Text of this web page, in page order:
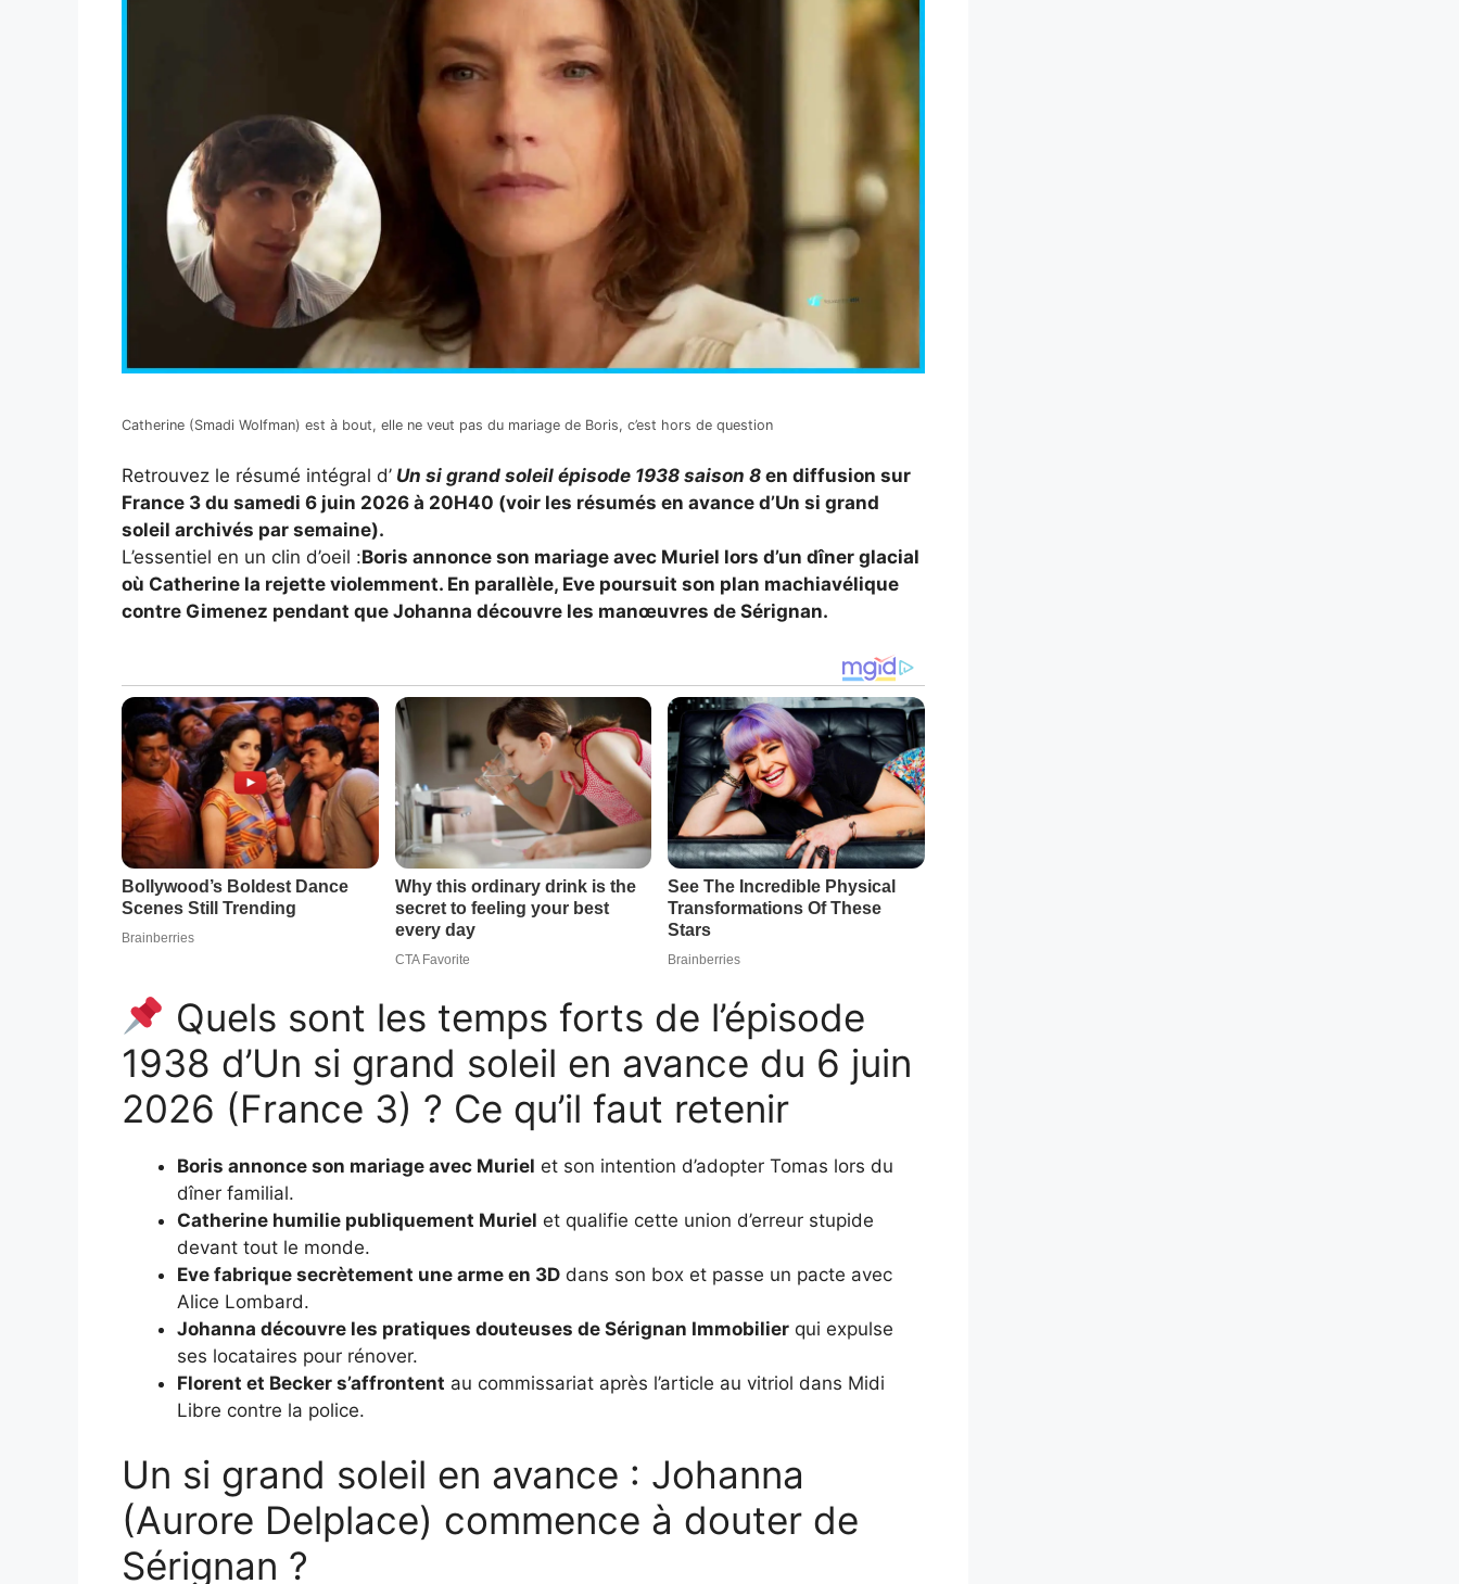
Catherine (Smadi Wolfman) est à bout, elle ne veut pas du mariage de Boris, c’est hors de question
Retrouvez le résumé intégral d’ Un si grand soleil épisode 1938 saison 8 en diffusion sur
France 3 du samedi 6 juin 2026 à 20H40 (voir les résumés en avance d’Un si grand
soleil archivés par semaine).
L’essentiel en un clin d’oeil :Boris annonce son mariage avec Muriel lors d’un dîner glacial
où Catherine la rejette violemment. En parallèle, Eve poursuit son plan machiavélique
contre Gimenez pendant que Johanna découvre les manœuvres de Sérignan.
Quels sont les temps forts de l’épisode
1938 d’Un si grand soleil en avance du 6 juin
2026 (France 3) ? Ce qu’il faut retenir
Boris annonce son mariage avec Muriel et son intention d’adopter Tomas lors du
dîner familial.
Catherine humilie publiquement Muriel et qualifie cette union d’erreur stupide
devant tout le monde.
Eve fabrique secrètement une arme en 3D dans son box et passe un pacte avec
Alice Lombard.
Johanna découvre les pratiques douteuses de Sérignan Immobilier qui expulse
ses locataires pour rénover.
Florent et Becker s’affrontent au commissariat après l’article au vitriol dans Midi
Libre contre la police.
Un si grand soleil en avance : Johanna
(Aurore Delplace) commence à douter de
Sérignan ?